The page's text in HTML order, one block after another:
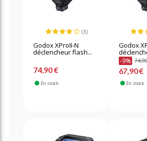
(3)
Godox XProII-N
déclencheur flash...
74,90 €
En stock
Godox
-9%
67,90 €
En stock